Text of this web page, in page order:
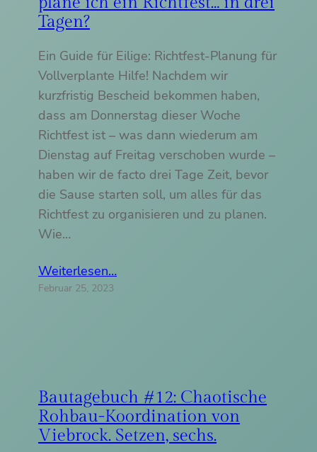
Tagen?
Ein Guide für Eilige: Richtfest-Planung für
Vollverplante Hilfe! Nachdem wir
kurzfristig Bescheid bekommen haben,
dass am Donnerstag dieser Woche
Richtfest ist – was dann wiederum am
Dienstag auf Freitag verschoben wurde –
haben wir de facto drei Tage Zeit, bevor
die Sause starten soll, um alles für das
Richtfest zu organisieren und zu planen.
Wie…
Weiterlesen…
Februar 25, 2023
Bautagebuch #12: Chaotische
Rohbau-Koordination von
Viebrock. Setzen, sechs.